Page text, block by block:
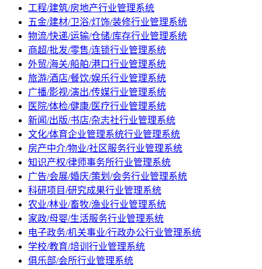
工程/建筑/房地产行业管理系统
五金/建材/卫浴/灯饰/装修行业管理系统
物流/快递/运输/仓储/库存行业管理系统
商超/批发/零售/连锁行业管理系统
外贸/海关/船舶/港口行业管理系统
旅游/酒店/餐饮/娱乐行业管理系统
广播/影视/演出/传媒行业管理系统
医院/体检/健康/医疗行业管理系统
新闻/出版/书店/杂志社行业管理系统
文化/体育企业管理系统行业管理系统
房产中介/物业/社区服务行业管理系统
知识产权/律师事务所行业管理系统
广告/会展/婚庆/策划/会务行业管理系统
科研项目/研究成果行业管理系统
农业/林业/畜牧/渔业行业管理系统
家政/母婴/生活服务行业管理系统
电子政务/机关事业/行政办公行业管理系统
学校/教育/培训行业管理系统
俱乐部/会所行业管理系统